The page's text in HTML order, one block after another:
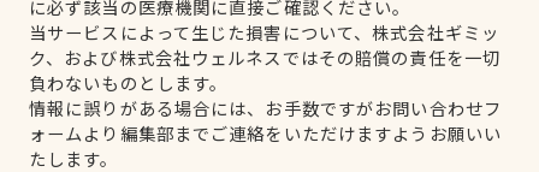
に必ず該当の医療機関に直接ご確認ください。
当サービスによって生じた損害について、株式会社ギミッ
ク、および株式会社ウェルネスではその賠償の責任を一切
負わないものとします。
情報に誤りがある場合には、お手数ですがお問い合わせフ
ォームより編集部までご連絡をいただけますようお願いい
たします。